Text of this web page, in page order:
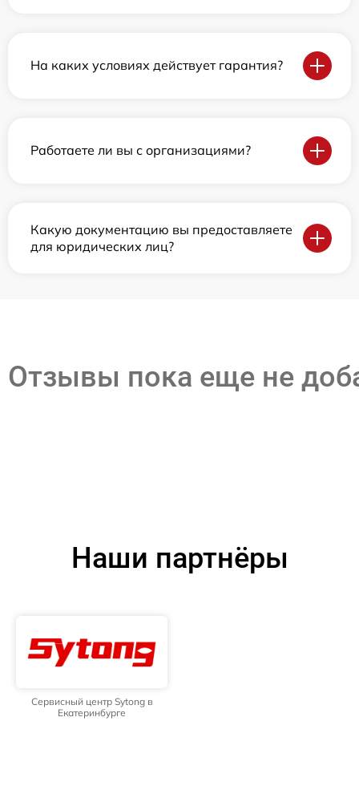
На каких условиях действует гарантия?
Работаете ли вы с организациями?
Какую документацию вы предоставляете
для юридических лиц?
Отзывы пока еще не
Наши партнёры
Сервисный центр Sytong в
Екатеринбурге